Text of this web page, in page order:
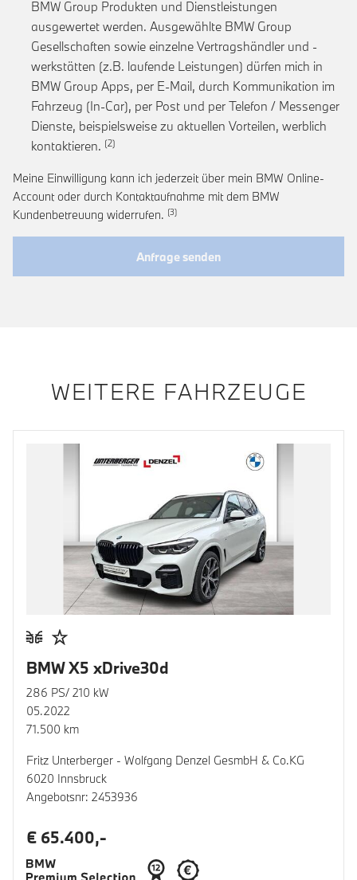
BMW Group Produkten und Dienstleistungen
ausgewertet werden. Ausgewählte BMW Group
Gesellschaften sowie einzelne Vertragshändler und -
werkstätten (z.B. laufende Leistungen) dürfen mich in
BMW Group Apps, per E-Mail, durch Kommunikation im
Fahrzeug (In-Car), per Post und per Telefon / Messenger
Dienste, beispielsweise zu aktuellen Vorteilen, werblich
kontaktieren. Link zur Fußnote: Einwilligung zur
Meine Einwilligung kann ich jederzeit über mein BMW Online-
Account oder durch Kontaktaufnahme mit dem BMW
Kundenbetreuung widerrufen. Link zur Fußnote: Widerruf der
Anfrage senden
WEITERE FAHRZEUGE
BMW X5 xDrive30d
286 PS/ 210 kW
05.2022
71.500 km
Fritz Unterberger - Wolfgang Denzel GesmbH & Co.KG
6020 Innsbruck
Angebotsnr: 2453936
€ 65.400,-